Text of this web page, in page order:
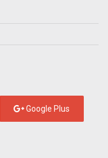
Google Plus